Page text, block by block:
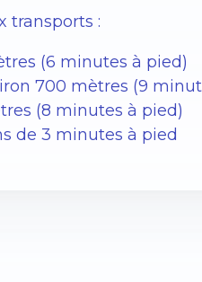
transports :
(6 minutes à pied)
700 mètres (9
(8 minutes à pied)
de 3 minutes à pied